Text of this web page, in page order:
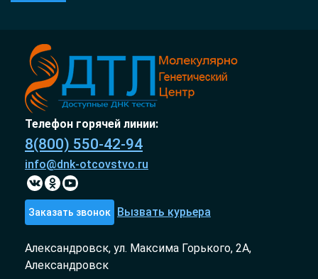
Телефон горячей линии:
8(800) 550-42-94
info@dnk-otcovstvo.ru
Заказать звонок Вызвать курьера
Александровск, ул. Максима Горького, 2А,
Александровск